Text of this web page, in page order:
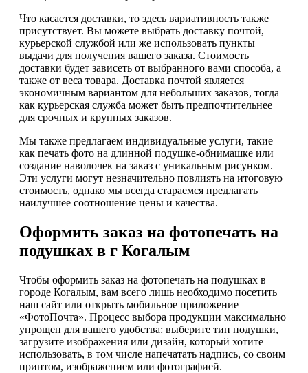
Что касается доставки, то здесь вариативность также
присутствует. Вы можете выбрать доставку почтой,
курьерской службой или же использовать пункты
выдачи для получения вашего заказа. Стоимость
доставки будет зависеть от выбранного вами способа, а
также от веса товара. Доставка почтой является
экономичным вариантом для небольших заказов, тогда
как курьерская служба может быть предпочтительнее
для срочных и крупных заказов.
Мы также предлагаем индивидуальные услуги, такие
как печать фото на длинной подушке-обнимашке или
создание наволочек на заказ с уникальным рисунком.
Эти услуги могут незначительно повлиять на итоговую
стоимость, однако мы всегда стараемся предлагать
наилучшее соотношение цены и качества.
Оформить заказ на фотопечать на
подушках в г Когалым
Чтобы оформить заказ на фотопечать на подушках в
городе Когалым, вам всего лишь необходимо посетить
наш сайт или открыть мобильное приложение
«ФотоПочта». Процесс выбора продукции максимально
упрощен для вашего удобства: выберите тип подушки,
загрузите изображения или дизайн, который хотите
использовать, в том числе напечатать надпись, со своим
принтом, изображением или фотографией.